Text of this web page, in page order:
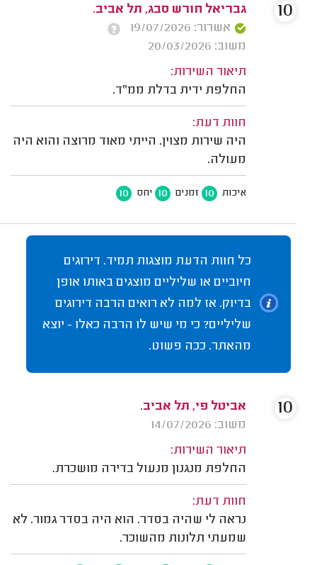
גבריאל חורש סבג, תל אביב.
אשרור: 19/07/2026
משוב: 20/03/2026
תיאור השירות:
החלפת ידית בדלת ממ"ד.
חוות דעת:
היה שירות מצוין. הייתי מאוד מרוצה והוא היה
מעולה.
איכות 10 זמנים 10 יחס 10
10
כל חוות הדעת מוצגות תמיד. דירוגים
חיוביים או שליליים מוצגים באותו אופן
בדיוק. אז למה לא רואים הרבה דירוגים
שליליים? כי מי שיש לו הרבה כאלו - יוצא
מהאתר. ככה פשוט.
אביטל פי, תל אביב.
משוב: 14/07/2026
תיאור השירות:
החלפת מנגנון מנעול בדירה מושכרת.
חוות דעת:
נראה לי שהיה בסדר. הוא היה בסדר גמור. לא
שמעתי תלונות מהשוכר.
10